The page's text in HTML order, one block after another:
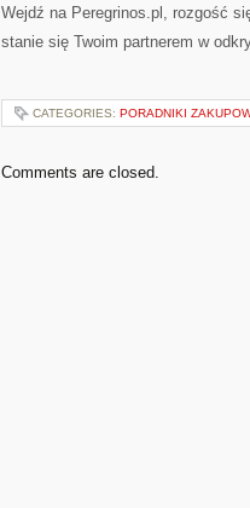
Wejdź na Peregrinos.pl, rozgość
stanie się Twoim partnerem w
CATEGORIES: PORADNIKI
Comments are closed.